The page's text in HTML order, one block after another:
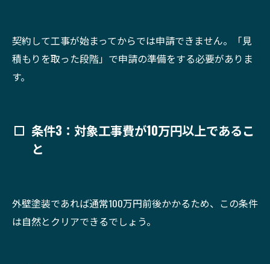
契約して工事が始まってからでは申請できません。「見
積もりを取った段階」で申請の準備をする必要がありま
す。
条件3：対象工事費が10万円以上であるこ
と
外壁塗装であれば通常100万円前後かかるため、この条件
は自然とクリアできるでしょう。